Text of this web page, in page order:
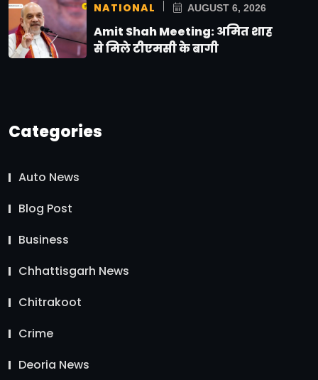
NATIONAL AUGUST 6, 2026
Amit Shah Meeting: अमित शाह
से मिले टीएमसी के बागी
Categories
Auto News
Blog Post
Business
Chhattisgarh News
Chitrakoot
Crime
Deoria News